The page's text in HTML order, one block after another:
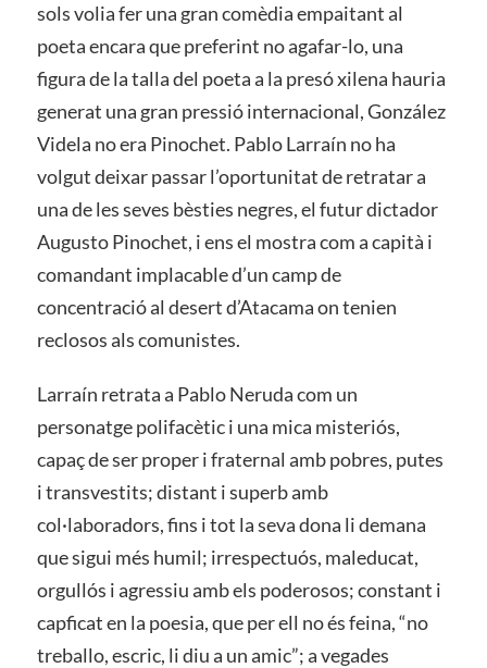
sols volia fer una gran comèdia empaitant al
poeta encara que preferint no agafar-lo, una
figura de la talla del poeta a la presó xilena hauria
generat una gran pressió internacional, González
Videla no era Pinochet. Pablo Larraín no ha
volgut deixar passar l’oportunitat de retratar a
una de les seves bèsties negres, el futur dictador
Augusto Pinochet, i ens el mostra com a capità i
comandant implacable d’un camp de
concentració al desert d’Atacama on tenien
reclosos als comunistes.
Larraín retrata a Pablo Neruda com un
personatge polifacètic i una mica misteriós,
capaç de ser proper i fraternal amb pobres, putes
i transvestits; distant i superb amb
col·laboradors, fins i tot la seva dona li demana
que sigui més humil; irrespectuós, maleducat,
orgullós i agressiu amb els poderosos; constant i
capficat en la poesia, que per ell no és feina, “no
treballo, escric, li diu a un amic”; a vegades